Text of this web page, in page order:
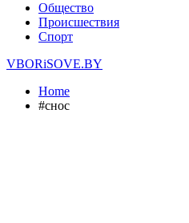
Общество
Происшествия
Спорт
VBORiSOVE.BY
Home
#снос